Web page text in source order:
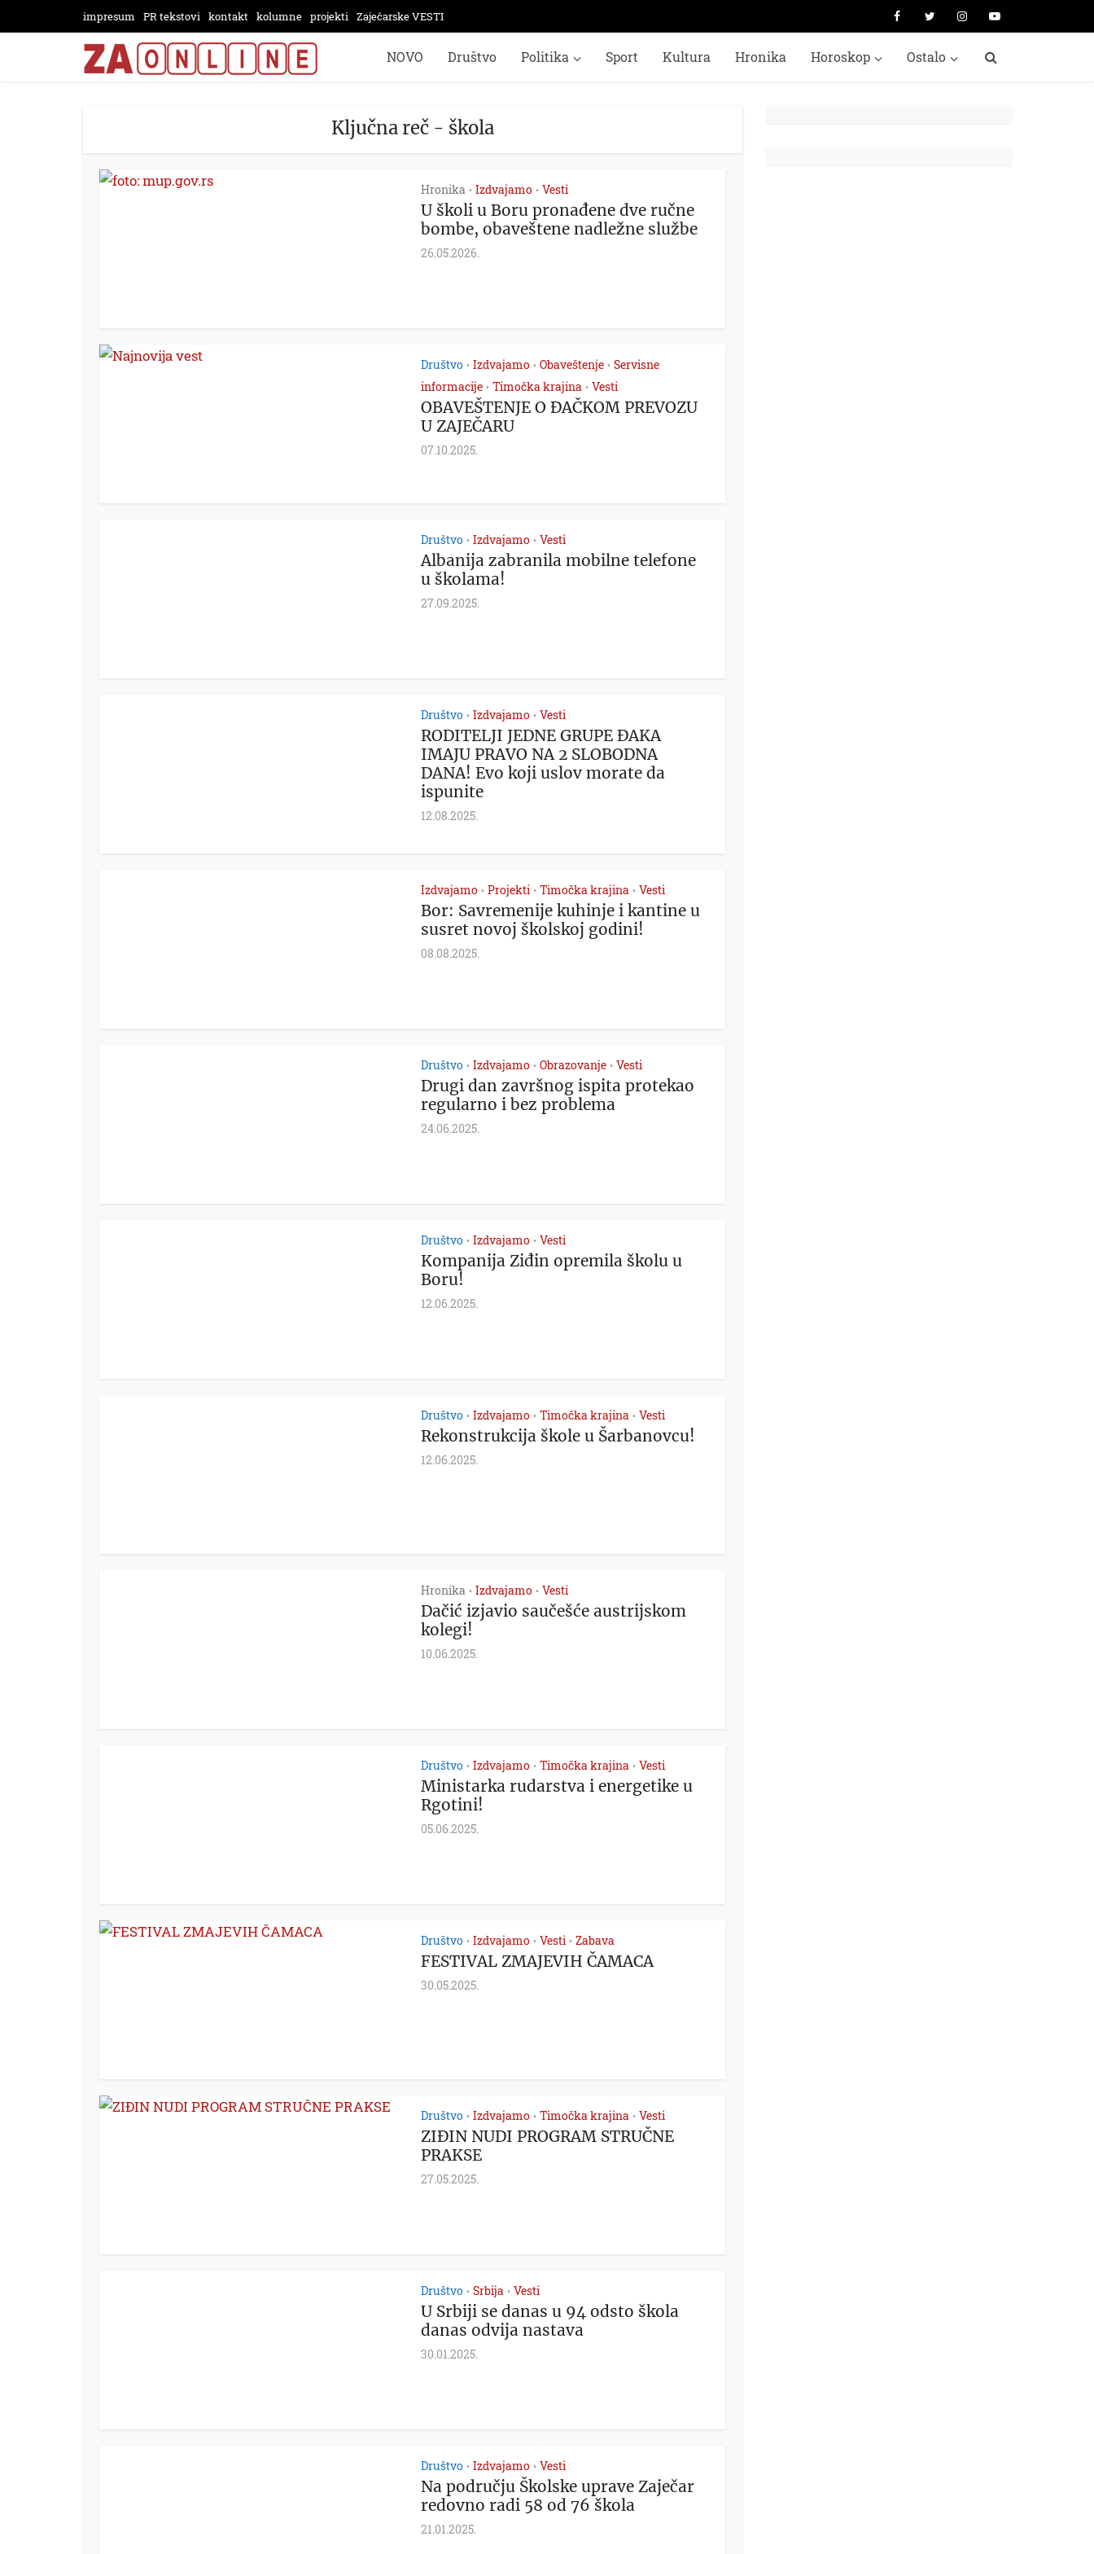
impresum PR tekstovi kontakt kolumne projekti Zaječarske VESTI
NOVO Društvo Politika Sport Kultura Hronika Horoskop Ostalo
Ključna reč - škola
Hronika • Izdvajamo • Vesti
U školi u Boru pronađene dve ručne
bombe, obaveštene nadležne službe
26.05.2026.
Društvo • Izdvajamo • Obaveštenje • Servisne
informacije • Timočka krajina • Vesti
OBAVEŠTENJE O ĐAČKOM PREVOZU
U ZAJEČARU
07.10.2025.
Društvo • Izdvajamo • Vesti
Albanija zabranila mobilne telefone
u školama!
27.09.2025.
Društvo • Izdvajamo • Vesti
RODITELJI JEDNE GRUPE ĐAKA
IMAJU PRAVO NA 2 SLOBODNA
DANA! Evo koji uslov morate da
ispunite
12.08.2025.
Izdvajamo • Projekti • Timočka krajina • Vesti
Bor: Savremenije kuhinje i kantine u
susret novoj školskoj godini!
08.08.2025.
Društvo • Izdvajamo • Obrazovanje • Vesti
Drugi dan završnog ispita protekao
regularno i bez problema
24.06.2025.
Društvo • Izdvajamo • Vesti
Kompanija Ziđin opremila školu u
Boru!
12.06.2025.
Društvo • Izdvajamo • Timočka krajina • Vesti
Rekonstrukcija škole u Šarbanovcu!
12.06.2025.
Hronika • Izdvajamo • Vesti
Dačić izjavio saučešće austrijskom
kolegi!
10.06.2025.
Društvo • Izdvajamo • Timočka krajina • Vesti
Ministarka rudarstva i energetike u
Rgotini!
05.06.2025.
Društvo • Izdvajamo • Vesti • Zabava
FESTIVAL ZMAJEVIH ČAMACA
30.05.2025.
Društvo • Izdvajamo • Timočka krajina • Vesti
ZIĐIN NUDI PROGRAM STRUČNE
PRAKSE
27.05.2025.
Društvo • Srbija • Vesti
U Srbiji se danas u 94 odsto škola
danas odvija nastava
30.01.2025.
Društvo • Izdvajamo • Vesti
Na području Školske uprave Zaječar
redovno radi 58 od 76 škola
21.01.2025.